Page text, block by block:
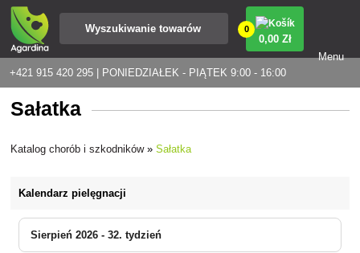
+421 915 420 295 | PONIEDZIAŁEK - PIĄTEK 9:00 - 16:00
0
0,00 Zł
Menu
Sałatka
Katalog chorób i szkodników»Sałatka
Kalendarz pielęgnacji
Sierpień 2026 - 32. tydzień